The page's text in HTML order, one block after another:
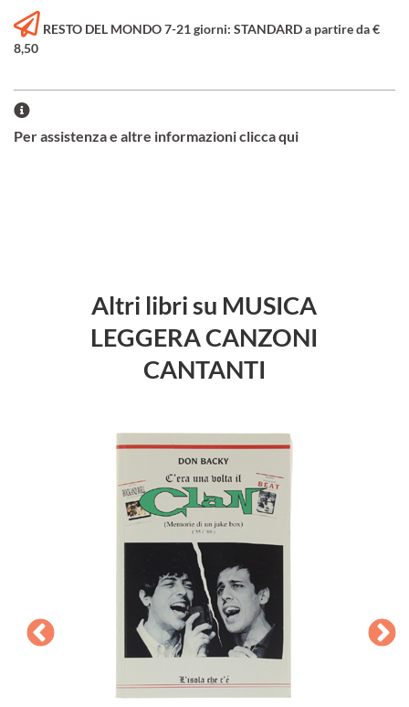
RESTO DEL MONDO 7-21 giorni: STANDARD a partire da €
8,50
Per assistenza e altre informazioni clicca qui
Altri libri su MUSICA
LEGGERA CANZONI
CANTANTI